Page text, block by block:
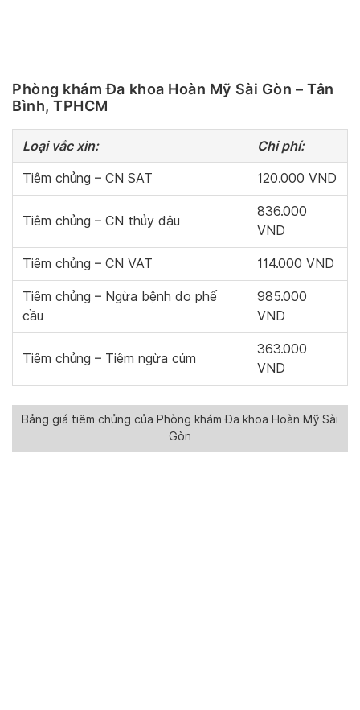
Phòng khám Đa khoa Hoàn Mỹ Sài Gòn – Tân
Bình, TPHCM
Loại vắc xin: Chi phí:
Tiêm chủng – CN SAT 120.000 VND
Tiêm chủng – CN thủy đậu
836.000
VND
Tiêm chủng – CN VAT 114.000 VND
Tiêm chủng – Ngừa bệnh do phế
cầu
985.000
VND
Tiêm chủng – Tiêm ngừa cúm
363.000
VND
Bảng giá tiêm chủng của Phòng khám Đa khoa Hoàn Mỹ Sài
Gòn